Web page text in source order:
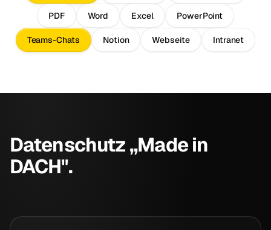
PDF Word Excel PowerPoint
Teams-Chats Notion Webseite Intranet
Datenschutz „Made in
DACH".